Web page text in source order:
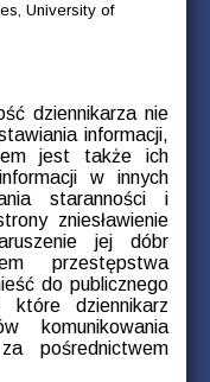
University of
dziennikarza nie
informacji,
jest także ich
w innych
staranności i
zniesławienie
jej dóbr
przestępstwa
do publicznego
które dziennikarz
komunikowania
pośrednictwem